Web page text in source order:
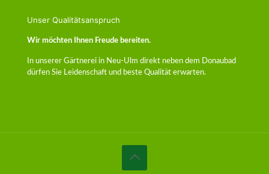
Unser Qualitätsanspruch
Wir möchten Ihnen Freude bereiten.
In unserer Gärtnerei in Neu-Ulm direkt neben dem Donaubad
dürfen Sie Leidenschaft und beste Qualität erwarten.